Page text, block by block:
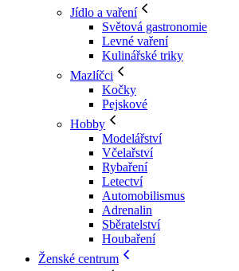
Jídlo a vaření
Světová gastronomie
Levné vaření
Kulinářské triky
Mazlíčci
Kočky
Pejskové
Hobby
Modelářství
Včelařství
Rybaření
Letectví
Automobilismus
Adrenalin
Sběratelství
Houbaření
Ženské centrum